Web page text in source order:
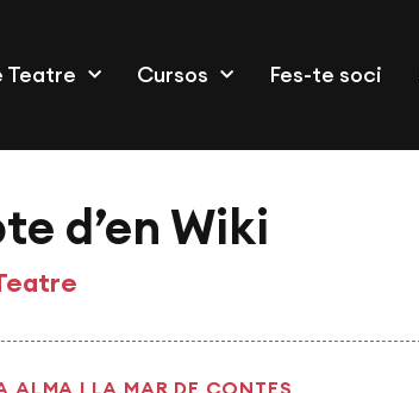
Teatre Cursos Fes-te soci
d’en Wiki
ALMA I LA MAR DE CONTES